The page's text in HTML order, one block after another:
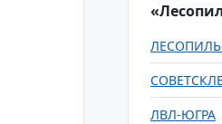
ЛВЛ-ЮГРА